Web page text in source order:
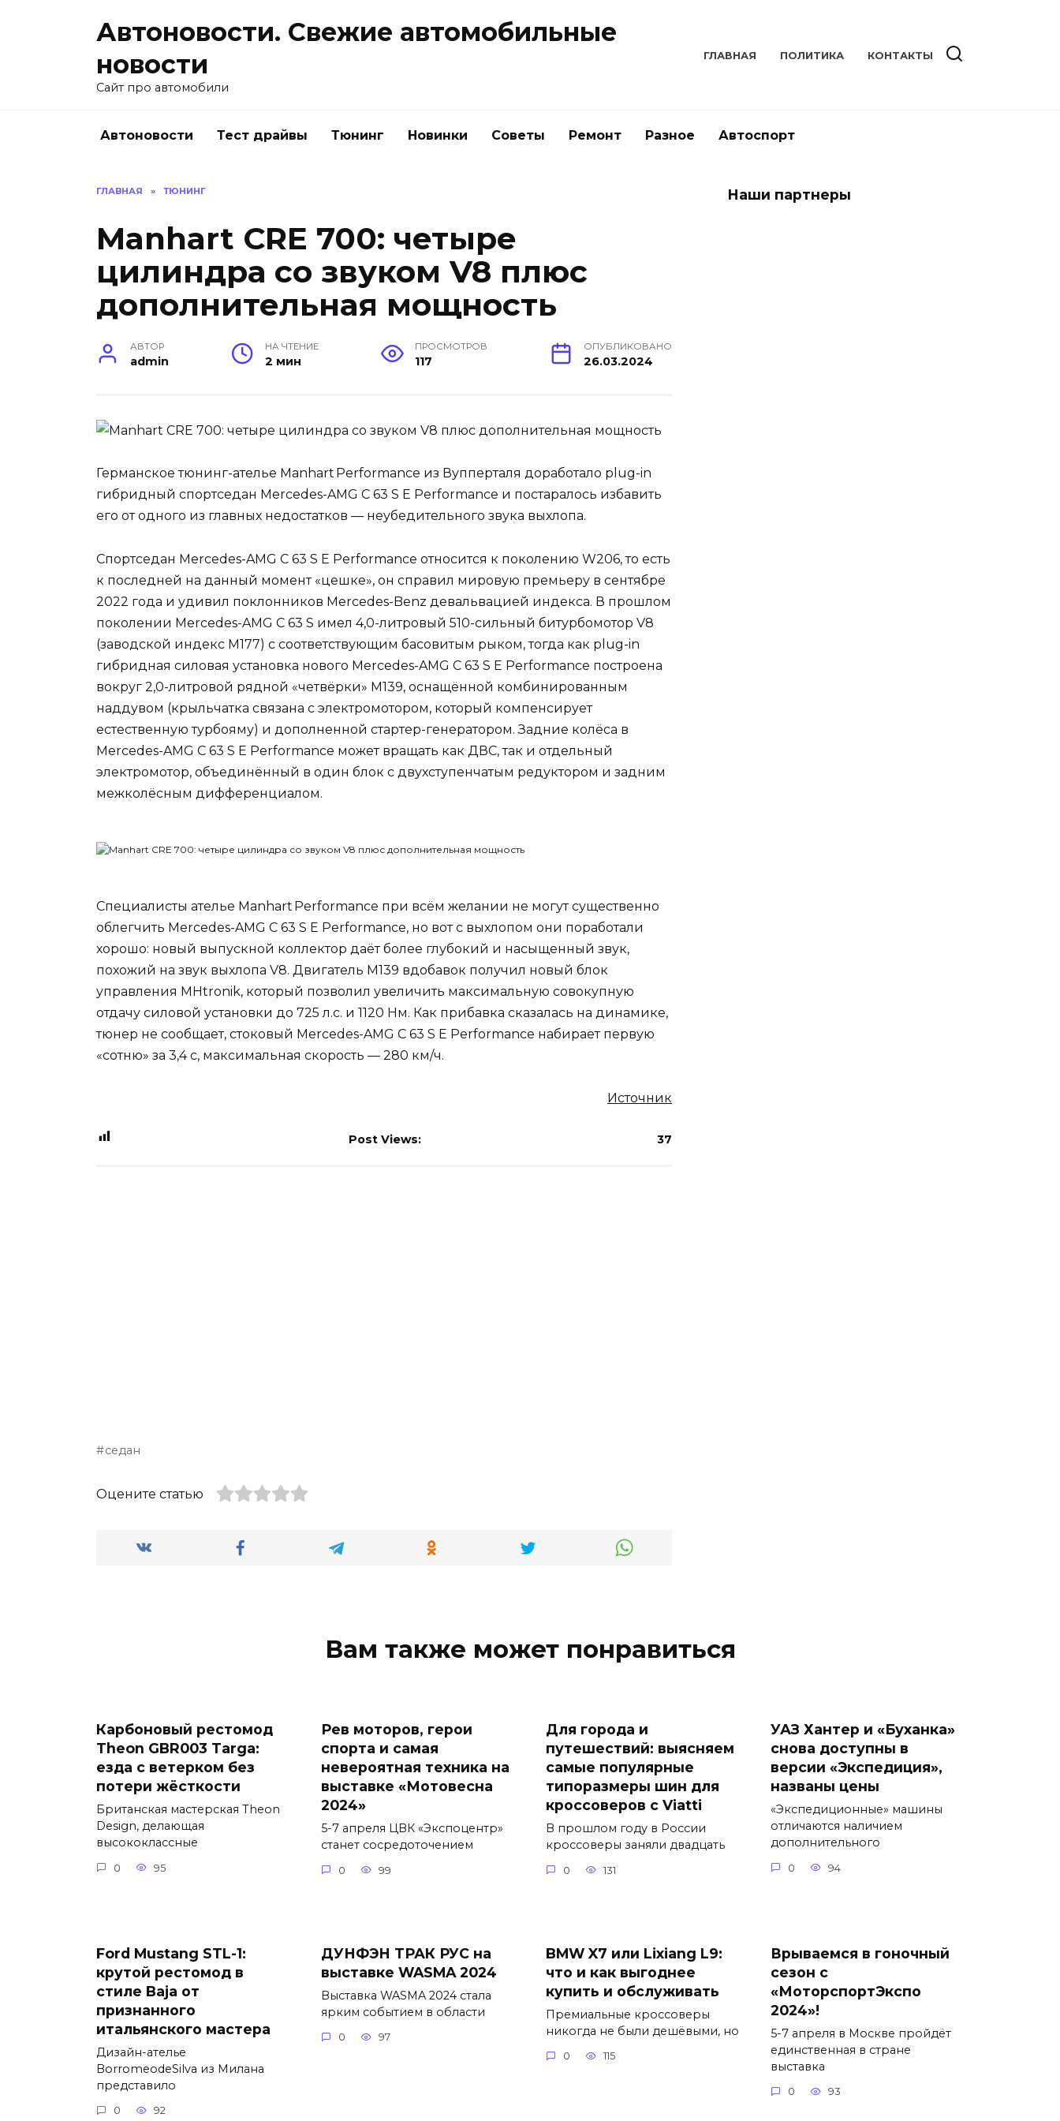
Автоновости. Свежие автомобильные
новости
Сайт про автомобили
ГЛАВНАЯ ПОЛИТИКА КОНТАКТЫ
Автоновости Тест драйвы Тюнинг Новинки Советы Ремонт Разное Автоспорт
ГЛАВНАЯ » ТЮНИНГ
Manhart CRE 700: четыре
цилиндра со звуком V8 плюс
дополнительная мощность
АВТОР
admin
НА ЧТЕНИЕ
2 мин
ПРОСМОТРОВ
117
ОПУБЛИКОВАНО
26.03.2024
Германское тюнинг-ателье Manhart Performance из Вупперталя доработало plug-in
гибридный спортседан Mercedes-AMG C 63 S E Performance и постаралось избавить
его от одного из главных недостатков — неубедительного звука выхлопа.
Cпортседан Mercedes-AMG C 63 S E Performance относится к поколению W206, то есть
к последней на данный момент «цешке», он справил мировую премьеру в сентябре
2022 года и удивил поклонников Mercedes-Benz девальвацией индекса. В прошлом
поколении Mercedes-AMG C 63 S имел 4,0-литровый 510-сильный битурбомотор V8
(заводской индекс M177) с соответствующим басовитым рыком, тогда как plug-in
гибридная силовая установка нового Mercedes-AMG C 63 S E Performance построена
вокруг 2,0-литровой рядной «четвёрки» М139, оснащённой комбинированным
наддувом (крыльчатка связана с электромотором, который компенсирует
естественную турбояму) и дополненной стартер-генератором. Задние колёса в
Mercedes-AMG C 63 S E Performance может вращать как ДВС, так и отдельный
электромотор, объединённый в один блок с двухступенчатым редуктором и задним
межколёсным дифференциалом.
Специалисты ателье Manhart Performance при всём желании не могут существенно
облегчить Mercedes-AMG C 63 S E Performance, но вот с выхлопом они поработали
хорошо: новый выпускной коллектор даёт более глубокий и насыщенный звук,
похожий на звук выхлопа V8. Двигатель М139 вдобавок получил новый блок
управления MHtronik, который позволил увеличить максимальную совокупную
отдачу силовой установки до 725 л.с. и 1120 Нм. Как прибавка сказалась на динамике,
тюнер не сообщает, стоковый Mercedes-AMG C 63 S E Performance набирает первую
«сотню» за 3,4 с, максимальная скорость — 280 км/ч.
Источник
Post Views: 37
седан
Оцените статью
Наши партнеры
Вам также может понравиться
Карбоновый рестомод
Theon GBR003 Targa:
езда с ветерком без
потери жёсткости
Британская мастерская Theon
Design, делающая
высококлассные
0 95
Рев моторов, герои
спорта и самая
невероятная техника на
выставке «Мотовесна
2024»
5-7 апреля ЦВК «Экспоцентр»
станет сосредоточением
0 99
Для города и
путешествий: выясняем
самые популярные
типоразмеры шин для
кроссоверов с Viatti
В прошлом году в России
кроссоверы заняли двадцать
0 131
УАЗ Хантер и «Буханка»
снова доступны в
версии «Экспедиция»,
названы цены
«Экспедиционные» машины
отличаются наличием
дополнительного
0 94
Ford Mustang STL-1:
крутой рестомод в
стиле Baja от
признанного
итальянского мастера
Дизайн-ателье
BorromeodeSilva из Милана
представило
0 92
ДУНФЭН ТРАК РУС на
выставке WASMA 2024
Выставка WASMA 2024 стала
ярким событием в области
0 97
BMW X7 или Lixiang L9:
что и как выгоднее
купить и обслуживать
Премиальные кроссоверы
никогда не были дешёвыми, но
0 115
Врываемся в гоночный
сезон с
«МоторспортЭкспо
2024»!
5-7 апреля в Москве пройдёт
единственная в стране
выставка
0 93